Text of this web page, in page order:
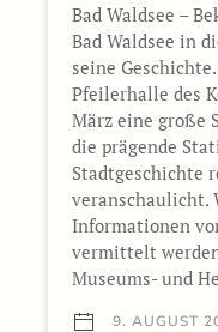
Bad Waldsee –
Bad Waldsee in
seine
Pfeilerhalle des
März eine große
die prägende
Stadtgeschichte
veranschaulicht.
Informationen
vermittelt
Museums- und
9. AUGUST